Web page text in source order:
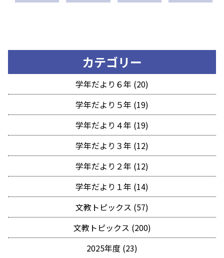
カテゴリー
学年だより６年 (20)
学年だより５年 (19)
学年だより４年 (19)
学年だより３年 (12)
学年だより２年 (12)
学年だより１年 (14)
文教トピックス (57)
文教トピックス (200)
2025年度 (23)